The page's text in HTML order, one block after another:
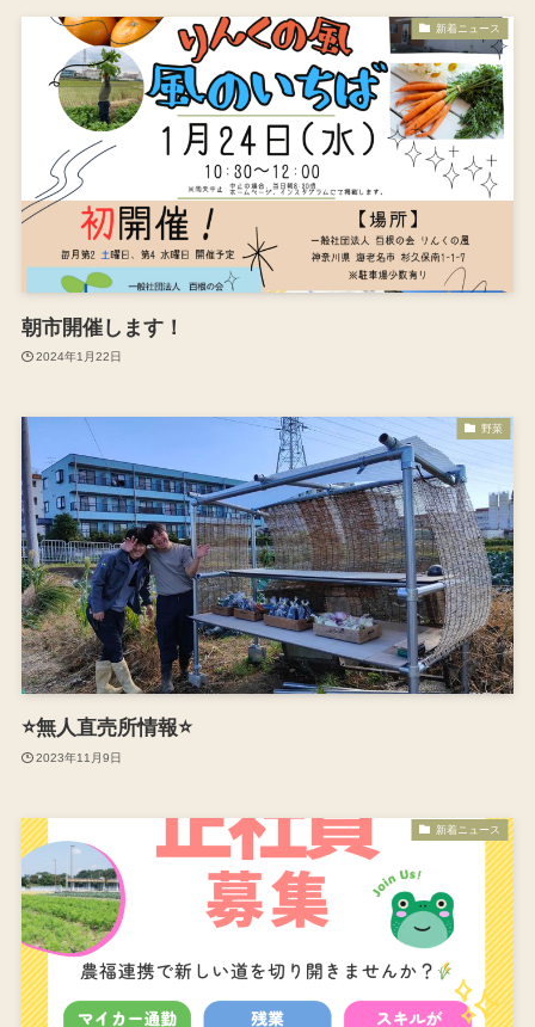
新着ニュース
朝市開催します！
2024年1月22日
野菜
⭐️無人直売所情報⭐️
2023年11月9日
新着ニュース